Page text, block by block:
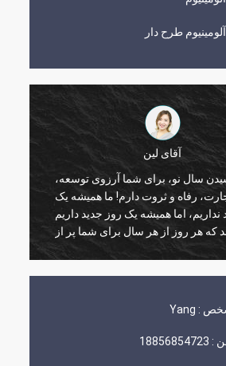
طرح دار
آقای لین
سال نو، برای شما آرزوی توسعه،
رفاه و ثروت دارم! ما همیشه یک
نداریم، اما همیشه یک روز جدید داریم
که هر روز از هر سال برای شما پر از
:
Yang
:
18856854723